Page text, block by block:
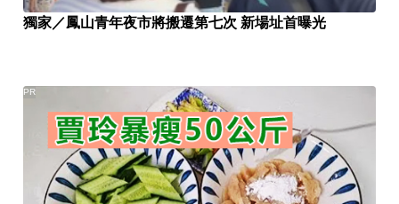
獨家／鳳山青年夜市將搬遷第七次 新場址首曝光
PR